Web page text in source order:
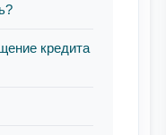
кредита